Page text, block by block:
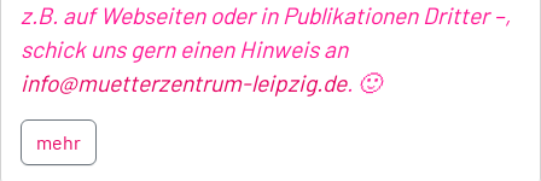
z.B. auf Webseiten oder in Publikationen Dritter –,
schick uns gern einen Hinweis an
info@muetterzentrum-leipzig.de. 🙂
mehr